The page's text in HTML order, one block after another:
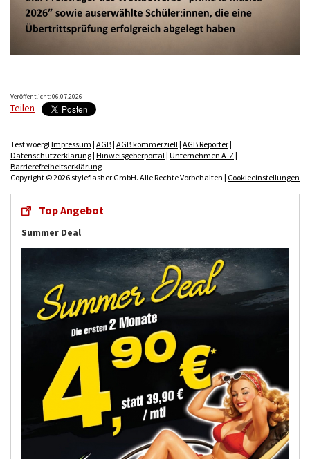
Veröffentlicht: 06.07.2026
Teilen
Test woergl Impressum | AGB| AGB kommerziell | AGB Reporter|
Datenschutzerklärung| Hinweisgeberportal | Unternehmen A-Z|
Barrierefreiheitserklärung
Copyright © 2026 styleflasher GmbH. Alle Rechte Vorbehalten | Cookieeinstellungen
Top Angebot
Summer Deal